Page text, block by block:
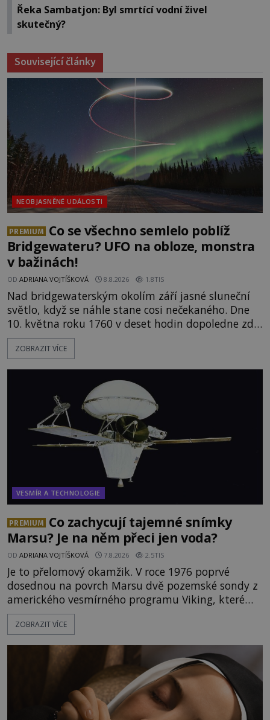
Řeka Sambatjon: Byl smrtící vodní živel
skutečný?
Související články
NEOBJASNĚNÉ UDÁLOSTI
PREMIUM
Co se všechno semlelo poblíž
Bridgewateru? UFO na obloze, monstra
v bažinách!
OD ADRIANA VOJTÍŠKOVÁ 8.8.2026 1.8TIS
Nad bridgewaterským okolím září jasné sluneční
světlo, když se náhle stane cosi nečekaného. Dne
10. května roku 1760 v deset hodin dopoledne zde
dojde k vůbec prvnímu historicky doloženému
přeletu UFO. Podle záznamů vyzařuje takové
jen o nějaký optický klam, nebo se zde skutečně
právě vznáší mimozemská loď
ZOBRAZIT VÍCE
VESMÍR A TECHNOLOGIE
PREMIUM
Co zachycují tajemné snímky
Marsu? Je na něm přeci jen voda?
OD ADRIANA VOJTÍŠKOVÁ 7.8.2026 2.5TIS
Je to přelomový okamžik. V roce 1976 poprvé
dosednou na povrch Marsu dvě pozemské sondy z
amerického vesmírného programu Viking, které
jsou schopny pořídit fotografie záhadami
opředené rudé planety. Viking 1 zde zaznamená
zvané Cydonie totiž zachytí podivný útvar
připomínající lidskou tvář. NASA (Národní úřad
ZOBRAZIT VÍCE